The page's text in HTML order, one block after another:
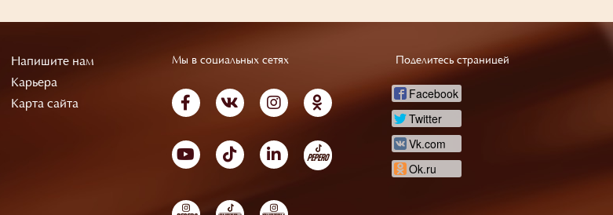
Напишите нам
Карьера
Карта сайта
Мы в социальных сетях Поделитесь страницей
Facebook
Twitter
Vk.com
Ok.ru